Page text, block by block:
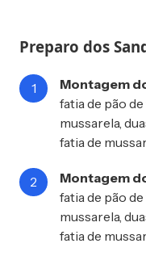
Preparo dos
Montagem
fatia de pão
mussarela,
fatia de
Montagem
fatia de pão
mussarela,
fatia de